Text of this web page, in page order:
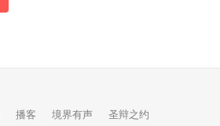
播客 境界有声 圣辩之约